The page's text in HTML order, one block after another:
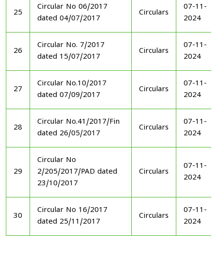
25
Circular No 06/2017
dated 04/07/2017
Circulars
07-11-
2024
26
Circular No. 7/2017
dated 15/07/2017
Circulars
07-11-
2024
27
Circular No.10/2017
dated 07/09/2017
Circulars
07-11-
2024
28
Circular No.41/2017/Fin
dated 26/05/2017
Circulars
07-11-
2024
29
Circular No
2/205/2017/PAD dated
23/10/2017
Circulars
07-11-
2024
30
Circular No 16/2017
dated 25/11/2017
Circulars
07-11-
2024